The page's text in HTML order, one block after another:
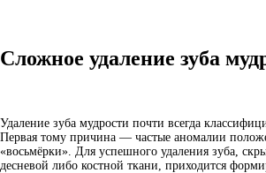
Сложное удаление зуба
Удаление зуба мудрости почти всегда
Первая тому причина — частые аномалии
«восьмёрки». Для успешного удаления зуба,
десневой либо костной ткани, приходится